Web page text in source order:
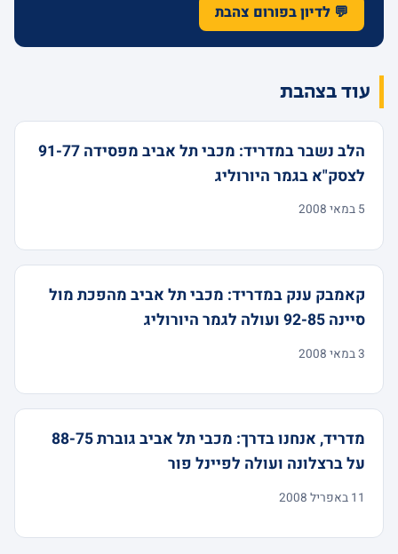
💬 לדיון בפורום צהבת
עוד בצהבת
הלב נשבר במדריד: מכבי תל אביב מפסידה 91-77
לצסק"א בגמר היורוליג
5 במאי 2008
קאמבק ענק במדריד: מכבי תל אביב מהפכת מול
סיינה 92-85 ועולה לגמר היורוליג
3 במאי 2008
מדריד, אנחנו בדרך: מכבי תל אביב גוברת 88-75
על ברצלונה ועולה לפיינל פור
11 באפריל 2008